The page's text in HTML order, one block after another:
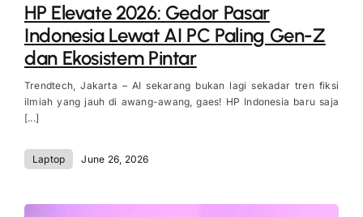
HP Elevate 2026: Gedor Pasar
Indonesia Lewat AI PC Paling Gen-Z
dan Ekosistem Pintar
Trendtech, Jakarta – AI sekarang bukan lagi sekadar tren fiksi
ilmiah yang jauh di awang-awang, gaes! HP Indonesia baru saja
[...]
Laptop June 26, 2026